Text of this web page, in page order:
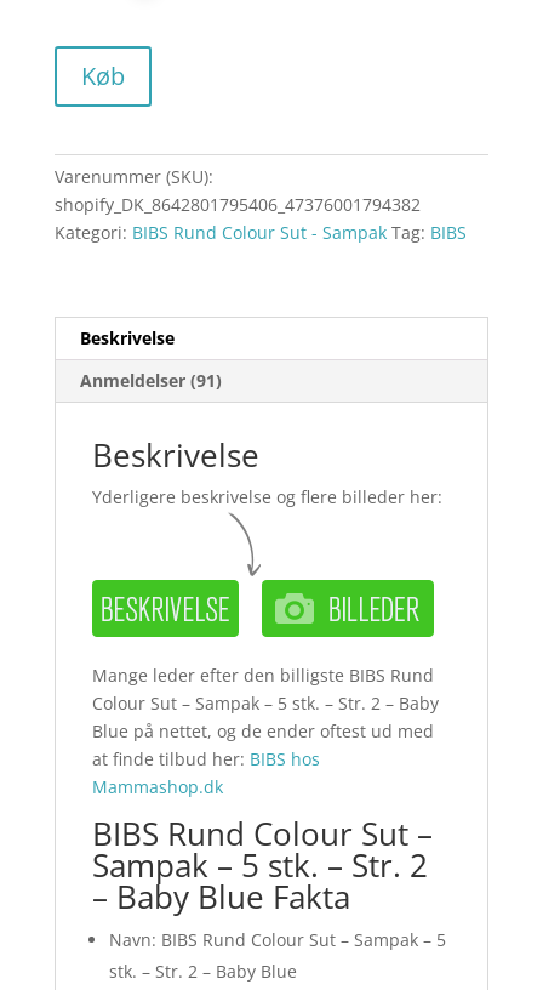
Køb
Varenummer (SKU):
shopify_DK_8642801795406_47376001794382
Kategori: BIBS Rund Colour Sut - Sampak Tag: BIBS
Beskrivelse
Anmeldelser (91)
Beskrivelse
Yderligere beskrivelse og flere billeder her:
Mange leder efter den billigste BIBS Rund
Colour Sut – Sampak – 5 stk. – Str. 2 – Baby
Blue på nettet, og de ender oftest ud med
at finde tilbud her: BIBS hos
Mammashop.dk
BIBS Rund Colour Sut –
Sampak – 5 stk. – Str. 2
– Baby Blue Fakta
Navn: BIBS Rund Colour Sut – Sampak – 5
stk. – Str. 2 – Baby Blue